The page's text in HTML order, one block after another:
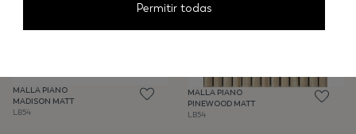
MALLA PIANO
MADISON MATT
LB54
MALLA PIANO
PINEWOOD MATT
LB54
Permitir todas